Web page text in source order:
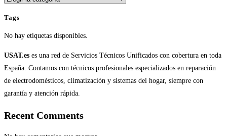
Tags
No hay etiquetas disponibles.
USAT.es es una red de Servicios Técnicos Unificados con cobertura en toda
España. Contamos con técnicos profesionales especializados en reparación
de electrodomésticos, climatización y sistemas del hogar, siempre con
garantía y atención rápida.
Recent Comments